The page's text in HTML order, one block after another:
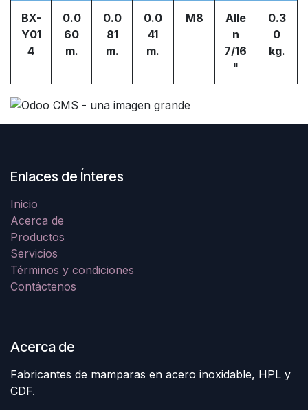
BX-
Y01
4
0.0
60
m.
0.0
81
m.
0.0
41
m.
M8
Alle
n
7/16
"
0.3
0
kg.
Enlaces de Ínteres
Inicio
Acerca de
Productos
Servicios
Términos y condiciones
Contáctenos
Acerca de
Fabricantes de mamparas en acero inoxidable, HPL y
CDF.